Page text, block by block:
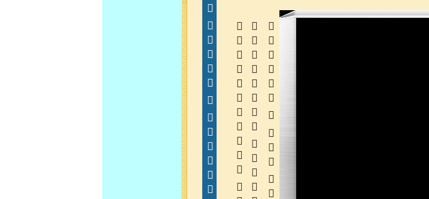
     